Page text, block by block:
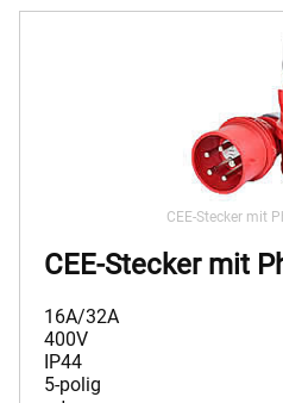
CEE-Stecker mit
CEE-Stecker mit
16A/32A
400V
IP44
5-polig